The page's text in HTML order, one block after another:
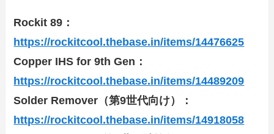
Rockit 89：
https://rockitcool.thebase.in/items/14476625
Copper IHS for 9th Gen：
https://rockitcool.thebase.in/items/14489209
Solder Remover（第9世代向け）：
https://rockitcool.thebase.in/items/14918058